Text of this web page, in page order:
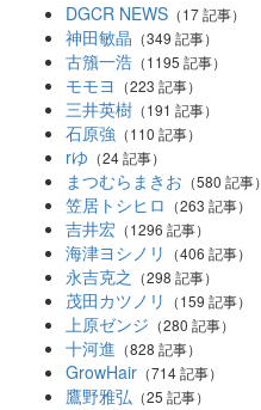
DGCR NEWS （17 記事）
神田敏晶 （349 記事）
古籏一浩 （1195 記事）
モモヨ （223 記事）
三井英樹 （191 記事）
石原強 （110 記事）
rゆ （24 記事）
まつむらまきお （580 記事）
笠居トシヒロ （263 記事）
吉井宏 （1296 記事）
海津ヨシノリ （406 記事）
永吉克之 （298 記事）
茂田カツノリ （159 記事）
上原ゼンジ （280 記事）
十河進 （828 記事）
GrowHair （714 記事）
鷹野雅弘 （25 記事）